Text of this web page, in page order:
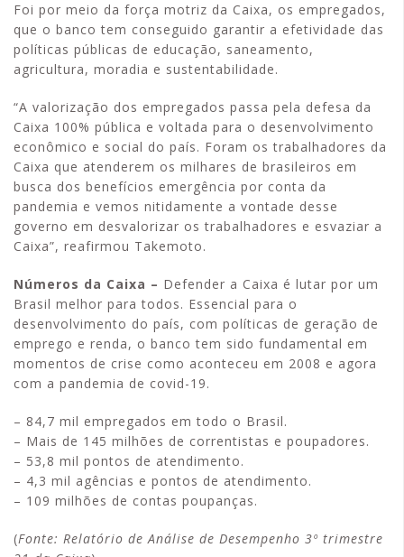
Foi por meio da força motriz da Caixa, os empregados,
que o banco tem conseguido garantir a efetividade das
políticas públicas de educação, saneamento,
agricultura, moradia e sustentabilidade.
“A valorização dos empregados passa pela defesa da
Caixa 100% pública e voltada para o desenvolvimento
econômico e social do país. Foram os trabalhadores da
Caixa que atenderem os milhares de brasileiros em
busca dos benefícios emergência por conta da
pandemia e vemos nitidamente a vontade desse
governo em desvalorizar os trabalhadores e esvaziar a
Caixa”, reafirmou Takemoto.
Números da Caixa – Defender a Caixa é lutar por um
Brasil melhor para todos. Essencial para o
desenvolvimento do país, com políticas de geração de
emprego e renda, o banco tem sido fundamental em
momentos de crise como aconteceu em 2008 e agora
com a pandemia de covid-19.
– 84,7 mil empregados em todo o Brasil.
– Mais de 145 milhões de correntistas e poupadores.
– 53,8 mil pontos de atendimento.
– 4,3 mil agências e pontos de atendimento.
– 109 milhões de contas poupanças.
(Fonte: Relatório de Análise de Desempenho 3º trimestre